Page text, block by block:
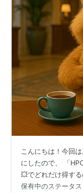
こんにちは！今回
にしたので、 「
💥でどれだけ得す
保有中のステータ